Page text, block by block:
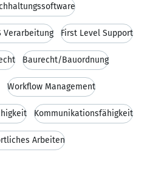
Verarbeitung First Level Support
Baurecht/Bauordnung
Workflow Management
Kommunikationsfähigkeit
Arbeiten